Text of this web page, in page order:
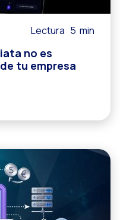
Lectura 5 min
no es
tu empresa